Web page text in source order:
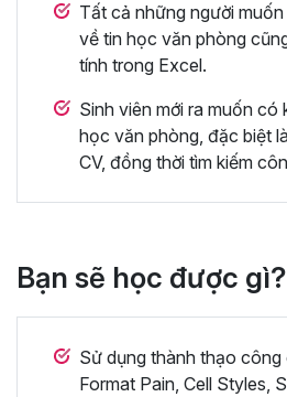
Tất cả những người
về tin học văn phòng
tính trong Excel.
Sinh viên mới ra muốn có
học văn phòng, đặc biệt
CV, đồng thời tìm kiếm
Bạn sẽ học được gì?
Sử dụng thành thạo
Format Pain, Cell Styles,